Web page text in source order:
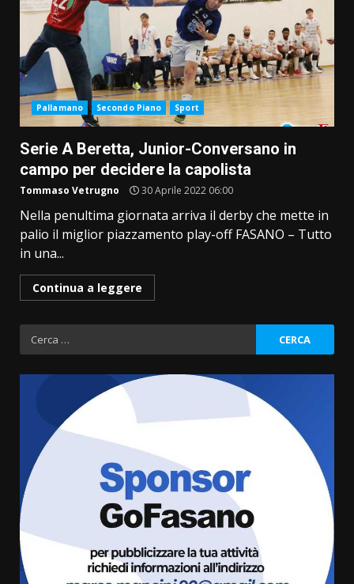
Pallamano Secondo Piano Sport
Serie A Beretta, Junior-Conversano in
campo per decidere la capolista
Tommaso Vetrugno 30 Aprile 2022 06:00
Nella penultima giornata arriva il derby che mette in
palio il miglior piazzamento play-off FASANO ­– Tutto
in una...
Continua a leggere
Ricerca
per:
Fasanese ferito a colpi di arma
da fuoco
6 Agosto 2026 18:13